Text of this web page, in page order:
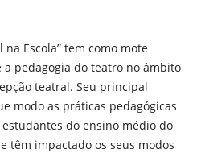
na Escola” tem como mote
pedagogia do teatro no âmbito
teatral. Seu principal
modo as práticas pedagógicas
do ensino médio do
têm impactado os seus modos